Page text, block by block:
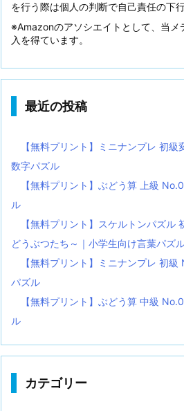
を行う際は個人の判断で自己責任の下
※Amazonのアソシエイトとして、当メ
入を得ています。
最近の投稿
【無料プリント】ミニナンプレ 初
数字パズル
【無料プリント】ぶどう算 上級
ル
【無料プリント】スケルトンパズ
どうぶつたち～｜小学生向け言葉パズ
【無料プリント】ミニナンプレ 初
パズル
【無料プリント】ぶどう算 中級
ル
カテゴリー